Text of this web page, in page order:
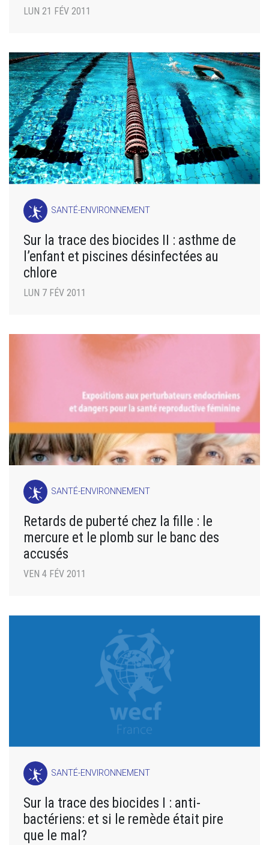
LUN 21 FÉV 2011
SANTÉ-ENVIRONNEMENT
Sur la trace des biocides II : asthme de
l’enfant et piscines désinfectées au
chlore
LUN 7 FÉV 2011
SANTÉ-ENVIRONNEMENT
Retards de puberté chez la fille : le
mercure et le plomb sur le banc des
accusés
VEN 4 FÉV 2011
SANTÉ-ENVIRONNEMENT
Sur la trace des biocides I : anti-
bactériens: et si le remède était pire
que le mal?